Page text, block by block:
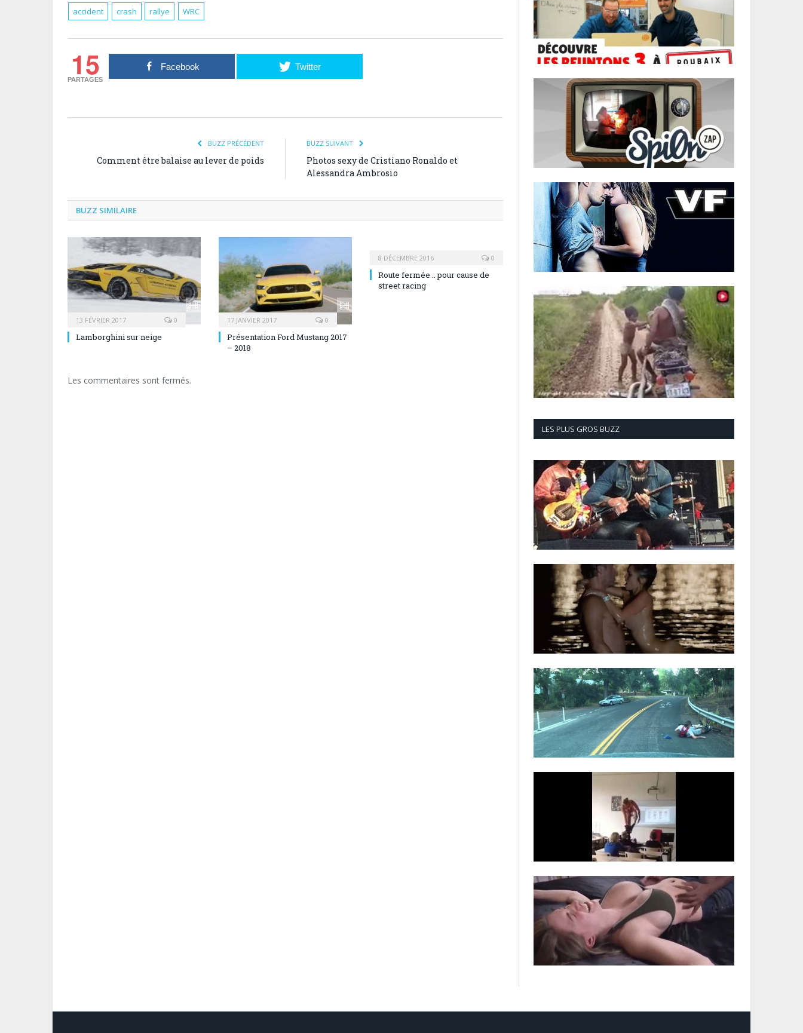
accident crash rallye WRC
15
PARTAGES
Facebook Twitter
BUZZ PRÉCÉDENT
Comment être balaise au lever de poids
BUZZ SUIVANT
Photos sexy de Cristiano Ronaldo et
Alessandra Ambrosio
BUZZ SIMILAIRE
13 FÉVRIER 2017 0
Lamborghini sur neige
17 JANVIER 2017 0
Présentation Ford Mustang 2017
– 2018
8 DÉCEMBRE 2016 0
Route fermée .. pour cause de
street racing
Les commentaires sont fermés.
LES PLUS GROS BUZZ